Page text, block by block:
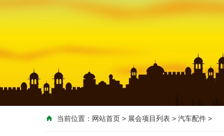
当前位置： 网站首页 > 展会项目列表 > 汽车配件 >